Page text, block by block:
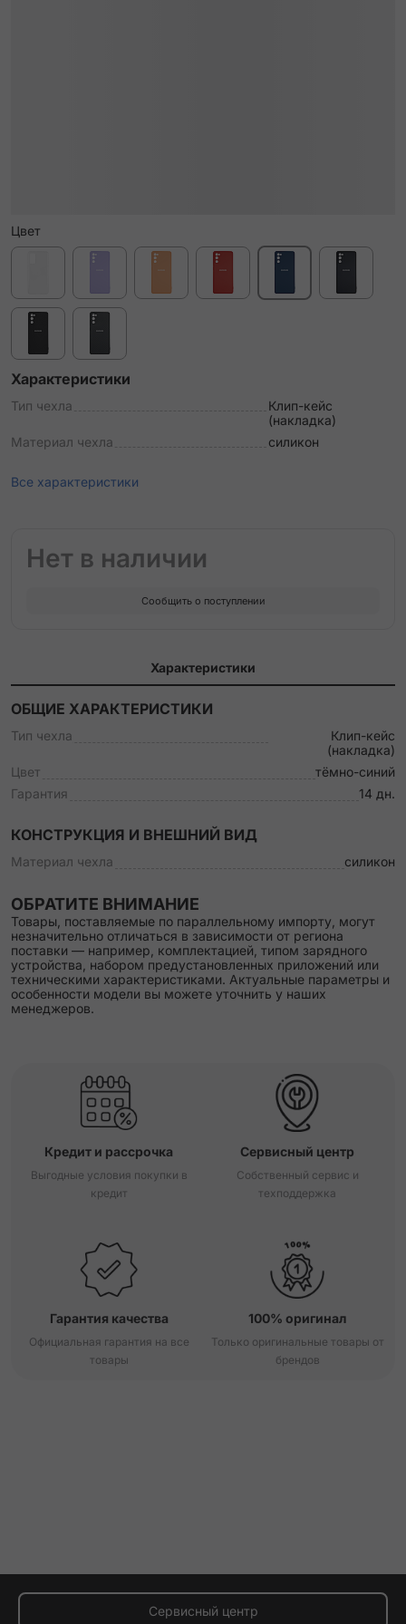
Цвет
Характеристики
Тип чехла
Клип-кейс
(накладка)
Материал чехла
силикон
Все характеристики
Нет в наличии
Сообщить о поступлении
Характеристики
ОБЩИЕ ХАРАКТЕРИСТИКИ
Тип чехла
Клип-кейс
(накладка)
Цвет
тёмно-синий
Гарантия
14 дн.
КОНСТРУКЦИЯ И ВНЕШНИЙ ВИД
Материал чехла силикон
ОБРАТИТЕ ВНИМАНИЕ
Товары, поставляемые по параллельному импорту, могут
незначительно отличаться в зависимости от региона
поставки — например, комплектацией, типом зарядного
устройства, набором предустановленных приложений или
техническими характеристиками. Актуальные параметры и
особенности модели вы можете уточнить у наших
менеджеров.
Кредит и рассрочка
Выгодные условия покупки в
кредит
Сервисный центр
Собственный сервис и
техподдержка
Гарантия качества
Официальная гарантия на все
товары
100% оригинал
Только оригинальные товары от
брендов
Сервисный центр